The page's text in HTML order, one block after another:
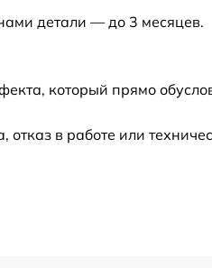
детали — до 3 месяцев.
который прямо
в работе или